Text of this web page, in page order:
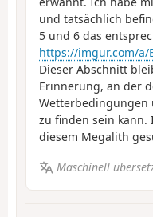
und tatsächlich
5 und 6 das
https://imgur.com/a/
Dieser Abschnitt
Erinnerung, an der
Wetterbedingungen
zu finden sein kann.
diesem Megalith
Maschinell